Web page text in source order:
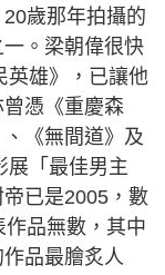
歲那年拍攝的
一。梁朝偉很快
英雄》，已讓他
憑《重慶森
《無間道》及
展「最佳男主
已是2005，數
品無數，其中
品最膾炙人